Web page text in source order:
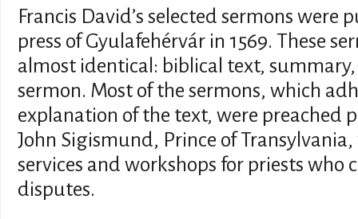
Francis David’s selected sermons
press of Gyulafehérvár in 1569. These
almost identical: biblical text,
sermon. Most of the sermons, which
explanation of the text, were preached
John Sigismund, Prince of
services and workshops for priests who
disputes.